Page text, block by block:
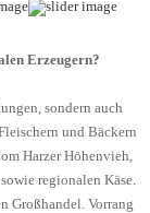
Erzeugern?
sondern auch
und Bäckern
Harzer Höhenvieh,
regionalen Käse.
Großhandel. Vorrang